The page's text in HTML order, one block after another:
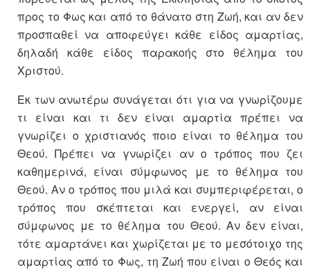
προς το Φως και από το θάνατο στη Ζωή, και αν δεν
προσπαθεί να αποφεύγει κάθε είδος αμαρτίας,
δηλαδή κάθε είδος παρακοής στο θέλημα του
Χριστού.
Εκ των ανωτέρω συνάγεται ότι για να γνωρίζουμε
τι είναι και τι δεν είναι αμαρτία πρέπει να
γνωρίζει ο χριστιανός ποιο είναι το θέλημα του
Θεού. Πρέπει να γνωρίζει αν ο τρόπος που ζει
καθημερινά, είναι σύμφωνος με το θέλημα του
Θεού. Αν ο τρόπος που μιλά και συμπεριφέρεται, ο
τρόπος που σκέπτεται και ενεργεί, αν είναι
σύμφωνος με το θέλημα του Θεού. Αν δεν είναι,
τότε αμαρτάνει και χωρίζεται με το μεσότοιχο της
αμαρτίας από το Φως, τη Ζωή που είναι ο Θεός και